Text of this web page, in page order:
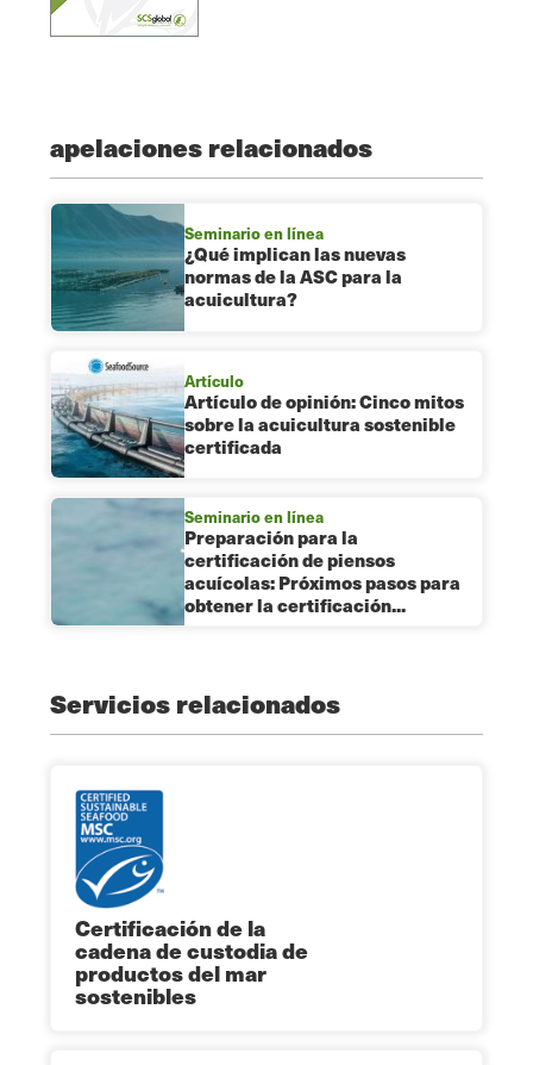
apelaciones relacionados
Seminario en línea
¿Qué implican las nuevas
normas de la ASC para la
acuicultura?
Artículo
Artículo de opinión: Cinco mitos
sobre la acuicultura sostenible
certificada
Seminario en línea
Preparación para la
certificación de piensos
acuícolas: Próximos pasos para
obtener la certificación...
Servicios relacionados
Certificación de la
cadena de custodia de
productos del mar
sostenibles